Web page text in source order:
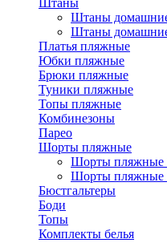
Штаны
Штаны
Штаны
Платья пляжные
Юбки пляжные
Брюки пляжные
Туники пляжные
Топы пляжные
Комбинезоны
Парео
Шорты пляжные
Шорты пляжные
Шорты пляжные
Бюстгальтеры
Боди
Топы
Комплекты белья